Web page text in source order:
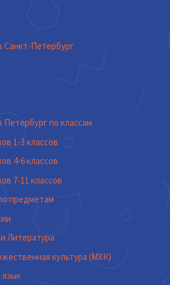
Петербург
по классам
1-3 классов
4-6 классов
7-11 классов
предметам
Литература
культура (МХК)